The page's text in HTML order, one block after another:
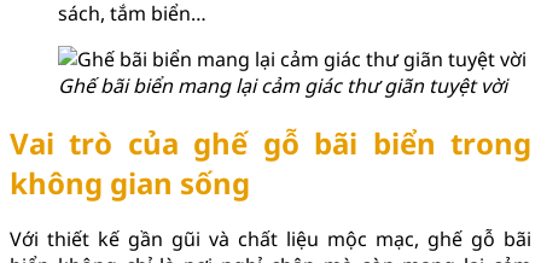
sách, tắm biển…
Ghế bãi biển mang lại cảm giác thư giãn tuyệt vời
Vai trò của ghế gỗ bãi biển trong
không gian sống
Với thiết kế gần gũi và chất liệu mộc mạc, ghế gỗ bãi